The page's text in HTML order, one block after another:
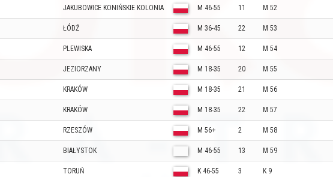
JAKUBOWICE KONIŃSKIE KOLONIA M 46-55 11 M 52
ŁÓDŹ M 36-45 22 M 53
PLEWISKA M 46-55 12 M 54
JEZIORZANY M 18-35 20 M 55
KRAKÓW M 18-35 21 M 56
KRAKÓW M 18-35 22 M 57
RZESZÓW M 56+ 2 M 58
BIAŁYSTOK M 46-55 13 M 59
TORUŃ K 46-55 3 K 9